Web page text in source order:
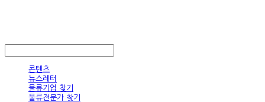
콘텐츠
뉴스레터
물류기업 찾기
물류전문가 찾기